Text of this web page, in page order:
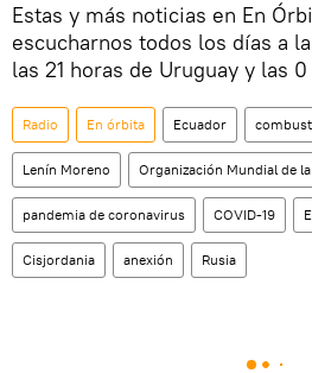
Estas y más noticias en En
escucharnos todos los días a
las 21 horas de Uruguay y las 0
Radio En órbita Ecuador
Lenín Moreno Organización Mundial de
pandemia de coronavirus COVID-19
Cisjordania anexión Rusia